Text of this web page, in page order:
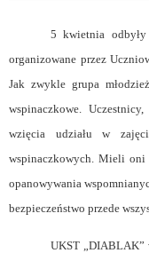
5 kwietnia
organizowane przez
Jak zwykle grupa
wspinaczkowe.
wzięcia udziału w
wspinaczkowych. Mieli oni
opanowywania
bezpieczeństwo przede
UKST „DIABLAK”